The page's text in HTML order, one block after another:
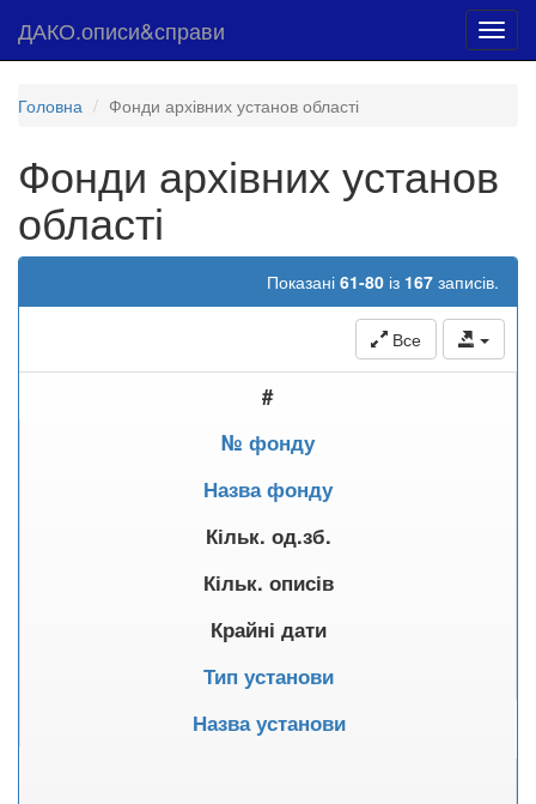
ДАКО.описи&справи
Головна Фонди архівних установ області
Фонди архівних установ
області
Показані 61-80 із 167 записів.
Все
#
№ фонду
Назва фонду
Кільк. од.зб.
Кільк. описів
Крайні дати
Тип установи
Назва установи